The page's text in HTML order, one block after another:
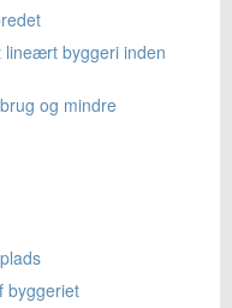
byggeri inden
og mindre
byggeriet